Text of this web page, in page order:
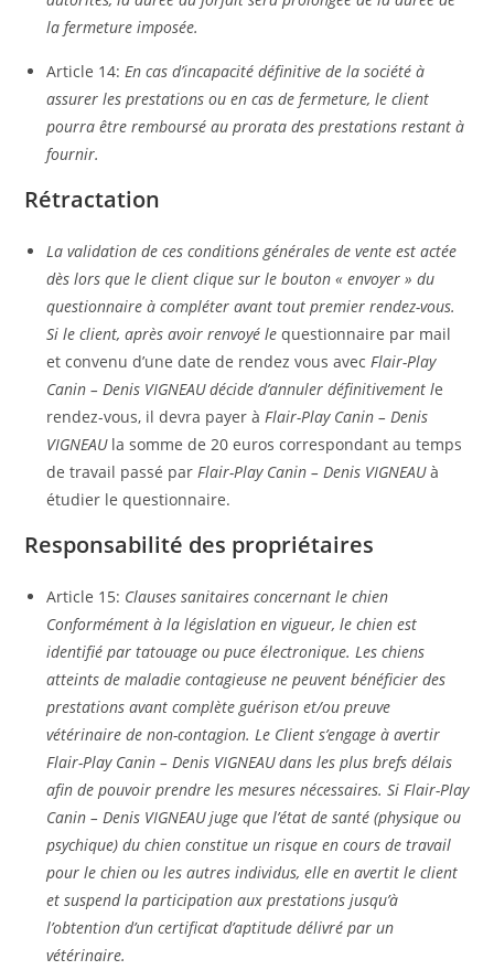
la fermeture imposée.
Article 14:En cas d’incapacité définitive de la société à
assurer les prestations ou en cas de fermeture, le client
pourra être remboursé au prorata des prestations restant à
fournir.
Rétractation
La validation de ces conditions générales de vente est actée
dès lors que le client clique sur le bouton « envoyer » du
questionnaire à compléter avant tout premier rendez-vous.
Si le client, après avoir renvoyé lequestionnaire par mail
et convenu d’une date de rendez vous avecFlair-Play
Canin – Denis VIGNEAU décide d’annuler définitivement le
rendez-vous, il devra payer àFlair-Play Canin – Denis
VIGNEAUla somme de 20 euros correspondant au temps
de travail passé parFlair-Play Canin – Denis VIGNEAUà
étudier le questionnaire.
Responsabilité des propriétaires
Article 15: Clauses sanitaires concernant le chien
Conformément à la législation en vigueur, le chien est
identifié par tatouage ou puce électronique. Les chiens
atteints de maladie contagieuse ne peuvent bénéficier des
prestations avant complète guérison et/ou preuve
vétérinaire de non-contagion. Le Client s’engage à avertir
Flair-Play Canin – Denis VIGNEAU dans les plus brefs délais
afin de pouvoir prendre les mesures nécessaires. Si Flair-Play
Canin – Denis VIGNEAU juge que l’état de santé (physique ou
psychique) du chien constitue un risque en cours de travail
pour le chien ou les autres individus, elle en avertit le client
et suspend la participation aux prestations jusqu’à
l’obtention d’un certificat d’aptitude délivré par un
vétérinaire.